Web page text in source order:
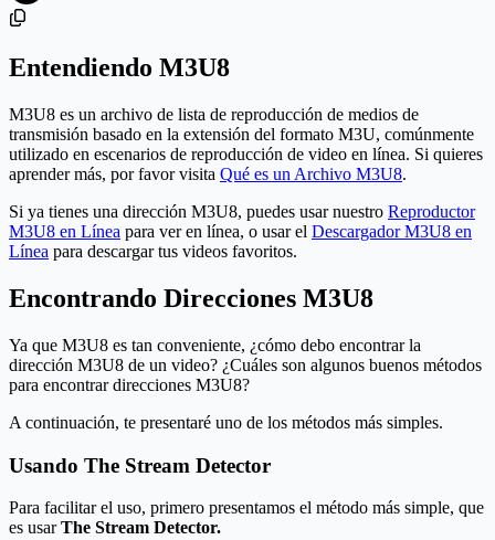
Entendiendo M3U8
M3U8 es un archivo de lista de reproducción de medios de
transmisión basado en la extensión del formato M3U, comúnmente
utilizado en escenarios de reproducción de video en línea. Si quieres
aprender más, por favor visita Qué es un Archivo M3U8.
Si ya tienes una dirección M3U8, puedes usar nuestro Reproductor
M3U8 en Línea para ver en línea, o usar el Descargador M3U8 en
Línea para descargar tus videos favoritos.
Encontrando Direcciones M3U8
Ya que M3U8 es tan conveniente, ¿cómo debo encontrar la
dirección M3U8 de un video? ¿Cuáles son algunos buenos métodos
para encontrar direcciones M3U8?
A continuación, te presentaré uno de los métodos más simples.
Usando The Stream Detector
Para facilitar el uso, primero presentamos el método más simple, que
es usarThe Stream Detector.